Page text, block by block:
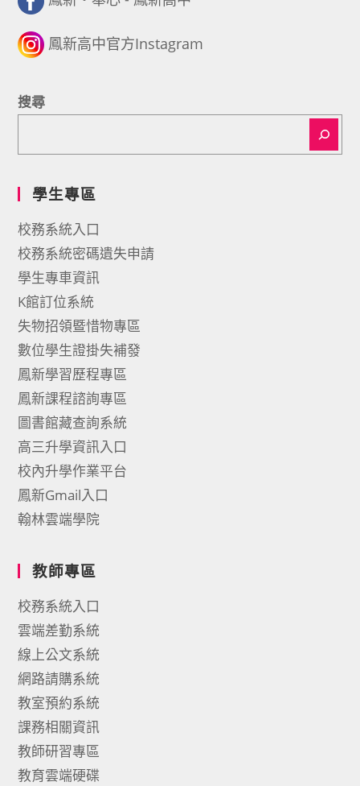
鳳新高中官方Instagram
搜尋
學生專區
校務系統入口
校務系統密碼遺失申請
學生專車資訊
K館訂位系統
失物招領暨惜物專區
數位學生證掛失補發
鳳新學習歷程專區
鳳新課程諮詢專區
圖書館藏查詢系統
高三升學資訊入口
校內升學作業平台
鳳新Gmail入口
翰林雲端學院
教師專區
校務系統入口
雲端差勤系統
線上公文系統
網路請購系統
教室預約系統
課務相關資訊
教師研習專區
教育雲端硬碟